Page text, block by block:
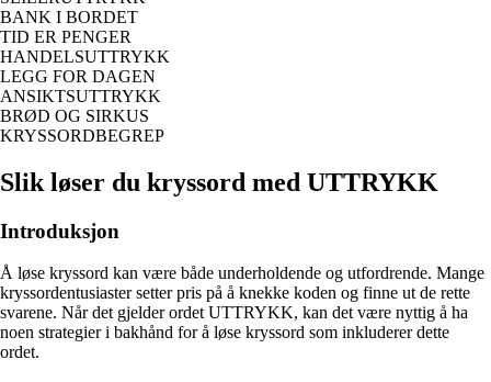
BANK I BORDET
TID ER PENGER
HANDELSUTTRYKK
LEGG FOR DAGEN
ANSIKTSUTTRYKK
BRØD OG SIRKUS
KRYSSORDBEGREP
Slik løser du kryssord med UTTRYKK
Introduksjon
Å løse kryssord kan være både underholdende og utfordrende. Mange
kryssordentusiaster setter pris på å knekke koden og finne ut de rette
svarene. Når det gjelder ordet UTTRYKK, kan det være nyttig å ha
noen strategier i bakhånd for å løse kryssord som inkluderer dette
ordet.